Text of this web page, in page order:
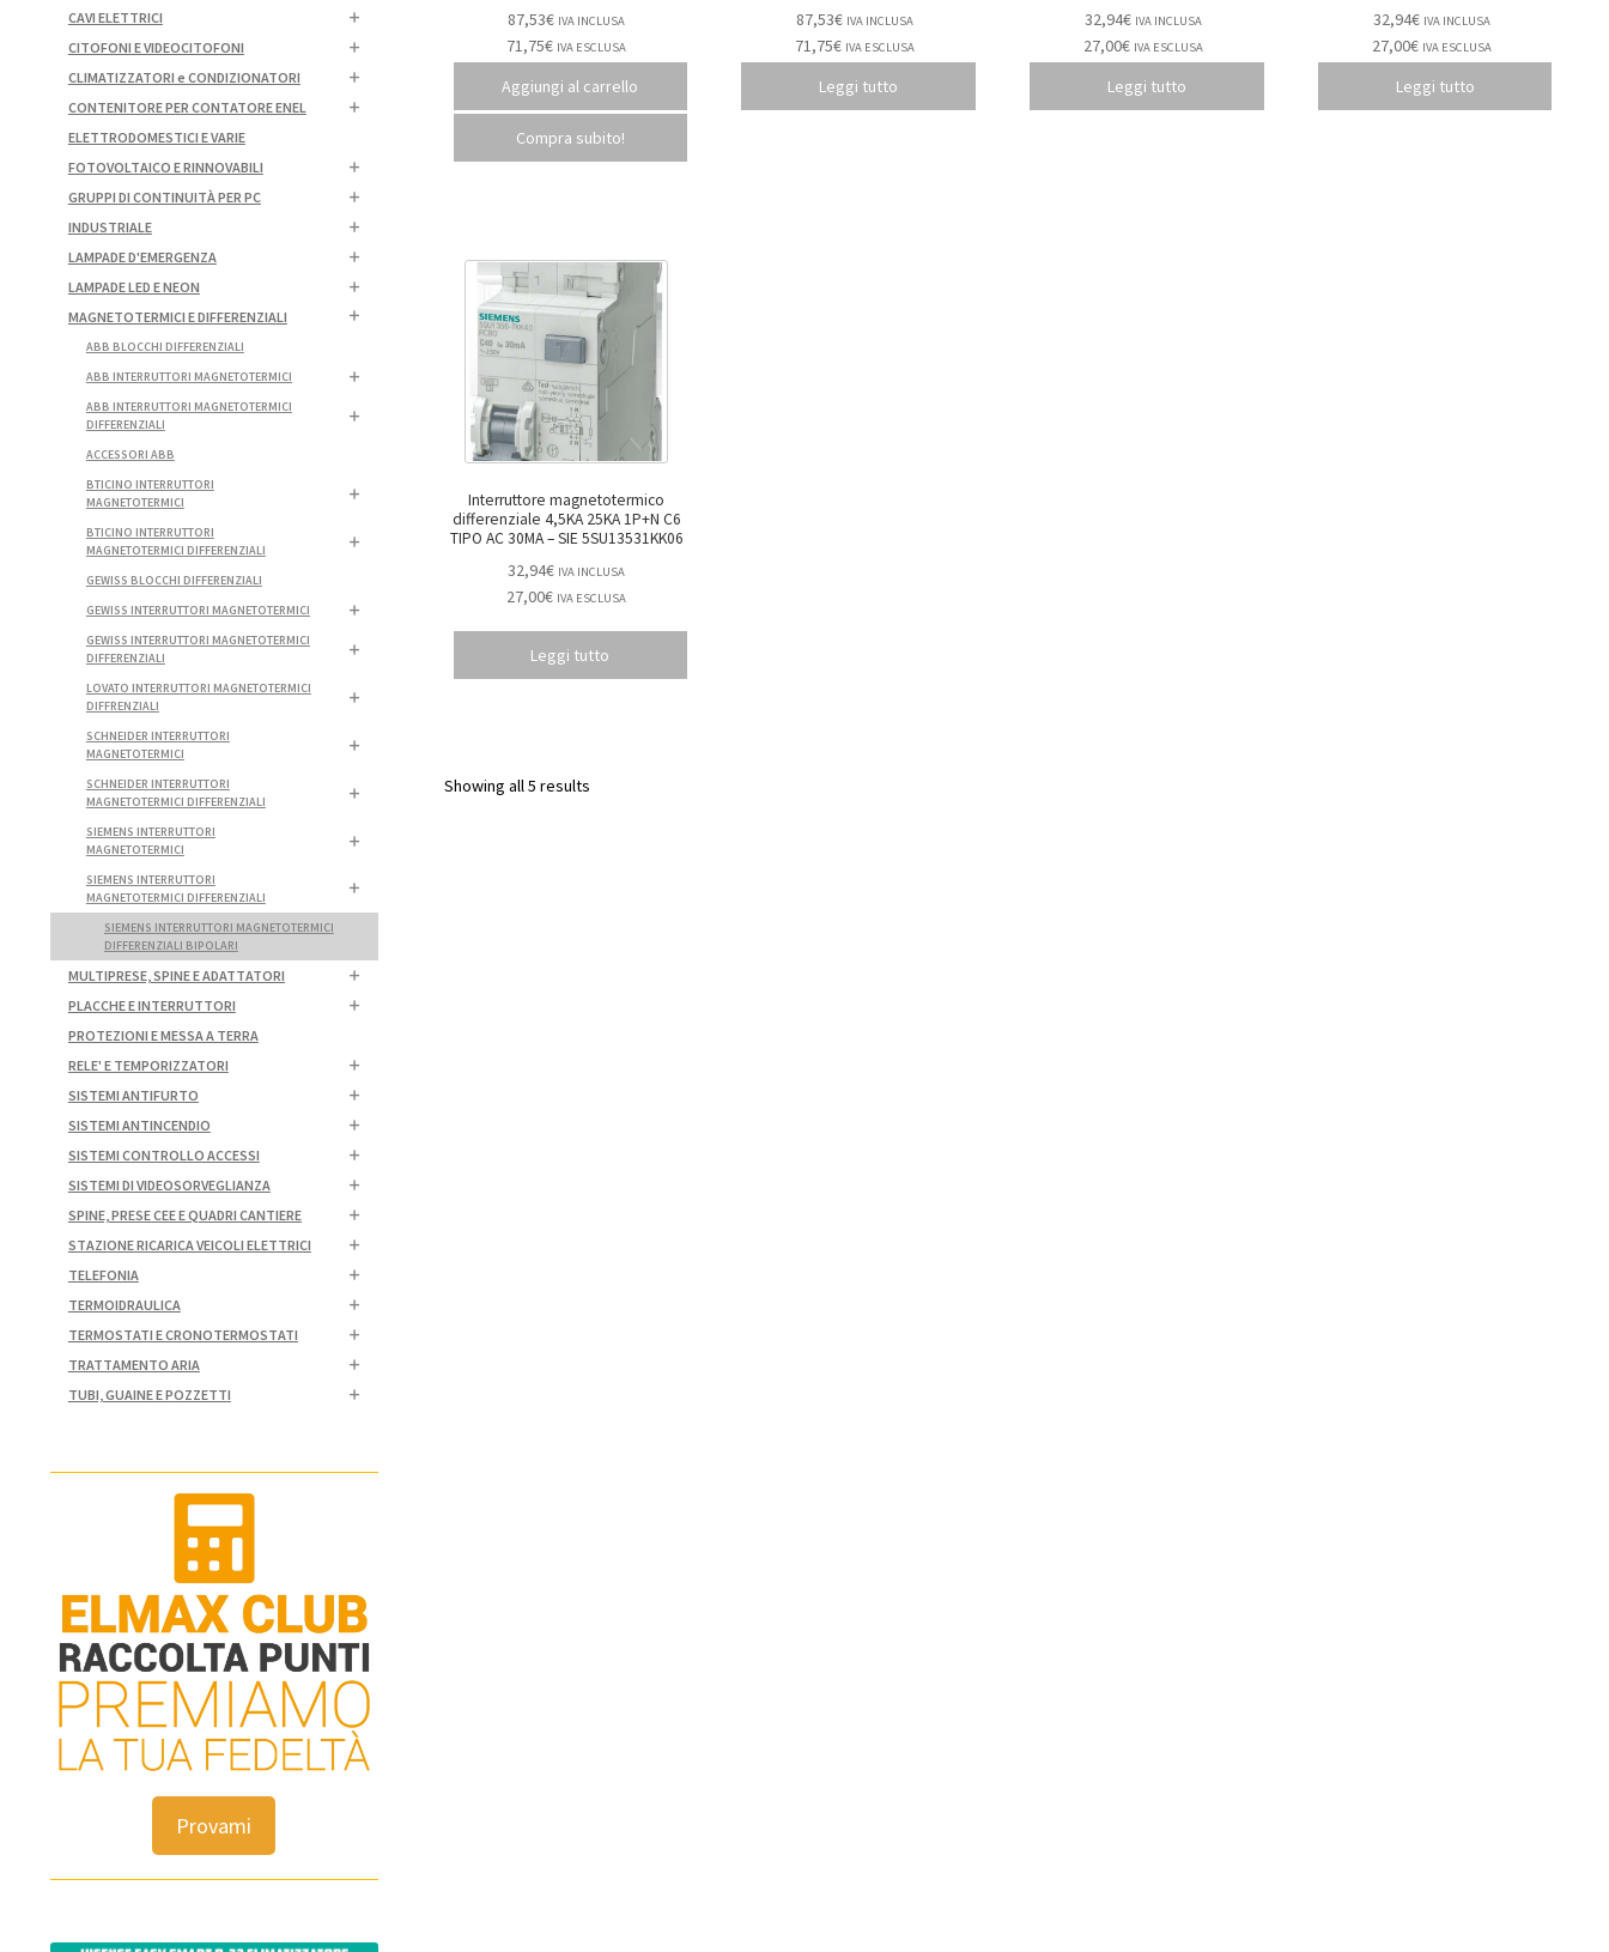
87,53€ IVA INCLUSA
71,75€ IVA ESCLUSA
Aggiungi al carrello
Compra subito!
87,53€ IVA INCLUSA
71,75€ IVA ESCLUSA
Leggi tutto
32,94€ IVA INCLUSA
27,00€ IVA ESCLUSA
Leggi tutto
32,94€ IVA INCLUSA
27,00€ IVA ESCLUSA
Leggi tutto
Interruttore magnetotermico
differenziale 4,5KA 25KA 1P+N C6
TIPO AC 30MA – SIE 5SU13531KK06
32,94€ IVA INCLUSA
27,00€ IVA ESCLUSA
Leggi tutto
Showing all 5 results
CAVI ELETTRICI
CITOFONI E VIDEOCITOFONI
CLIMATIZZATORI e CONDIZIONATORI
CONTENITORE PER CONTATORE ENEL
ELETTRODOMESTICI E VARIE
FOTOVOLTAICO E RINNOVABILI
GRUPPI DI CONTINUITÀ PER PC
INDUSTRIALE
LAMPADE D'EMERGENZA
LAMPADE LED E NEON
MAGNETOTERMICI E DIFFERENZIALI
ABB BLOCCHI DIFFERENZIALI
ABB INTERRUTTORI MAGNETOTERMICI
ABB INTERRUTTORI MAGNETOTERMICI
DIFFERENZIALI
ACCESSORI ABB
BTICINO INTERRUTTORI
MAGNETOTERMICI
BTICINO INTERRUTTORI
MAGNETOTERMICI DIFFERENZIALI
GEWISS BLOCCHI DIFFERENZIALI
GEWISS INTERRUTTORI MAGNETOTERMICI
GEWISS INTERRUTTORI MAGNETOTERMICI
DIFFERENZIALI
LOVATO INTERRUTTORI MAGNETOTERMICI
DIFFRENZIALI
SCHNEIDER INTERRUTTORI
MAGNETOTERMICI
SCHNEIDER INTERRUTTORI
MAGNETOTERMICI DIFFERENZIALI
SIEMENS INTERRUTTORI
MAGNETOTERMICI
SIEMENS INTERRUTTORI
MAGNETOTERMICI DIFFERENZIALI
SIEMENS INTERRUTTORI MAGNETOTERMICI
DIFFERENZIALI BIPOLARI
MULTIPRESE, SPINE E ADATTATORI
PLACCHE E INTERRUTTORI
PROTEZIONI E MESSA A TERRA
RELE' E TEMPORIZZATORI
SISTEMI ANTIFURTO
SISTEMI ANTINCENDIO
SISTEMI CONTROLLO ACCESSI
SISTEMI DI VIDEOSORVEGLIANZA
SPINE, PRESE CEE E QUADRI CANTIERE
STAZIONE RICARICA VEICOLI ELETTRICI
TELEFONIA
TERMOIDRAULICA
TERMOSTATI E CRONOTERMOSTATI
TRATTAMENTO ARIA
TUBI, GUAINE E POZZETTI
Provami